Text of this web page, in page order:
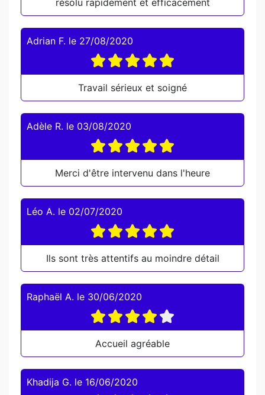
résolu rapidement et efficacement
Adrian F. le 27/08/2020
Travail sérieux et soigné
Adèle R. le 03/08/2020
Merci d'être intervenu dans l'heure
Léo A. le 02/07/2020
Ils sont très attentifs au moindre détail
Raphaël A. le 30/06/2020
Accueil agréable
Khadija G. le 16/06/2020